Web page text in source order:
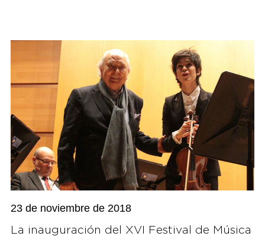
23 de noviembre de 2018
La inauguración del XVI Festival de Música